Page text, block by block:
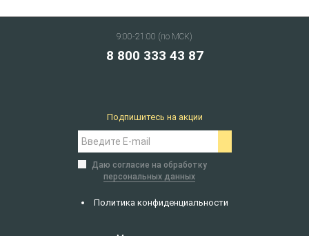
9:00-21:00 (по МСК)
8 800 333 43 87
Политика конфиденциальности
Подпишитесь на акции
Даю согласие на обработку
персональных данных